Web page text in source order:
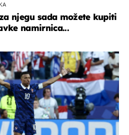
njegu sada možete kupiti
namirnica...